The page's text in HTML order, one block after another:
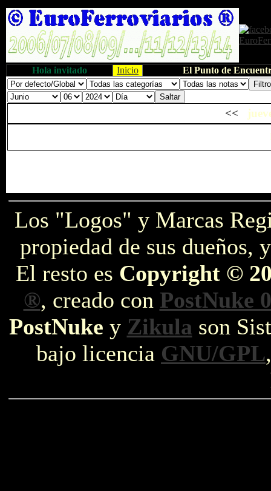
Hola invitado Inicio El Punto de
<<
Los "Logos" y Marcas
propiedad de sus dueños,
El resto es Copyright ©
®, creado con PostNuke
PostNuke y Zikula son
bajo licencia GNU/GPL